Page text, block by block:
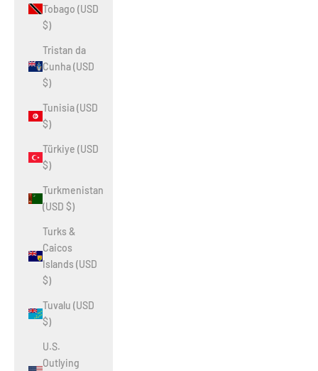
Tobago (USD
$)
Tristan da
Cunha (USD
$)
Tunisia (USD
$)
Türkiye (USD
$)
Turkmenistan
(USD $)
Turks &
Caicos
Islands (USD
$)
Tuvalu (USD
$)
U.S.
Outlying